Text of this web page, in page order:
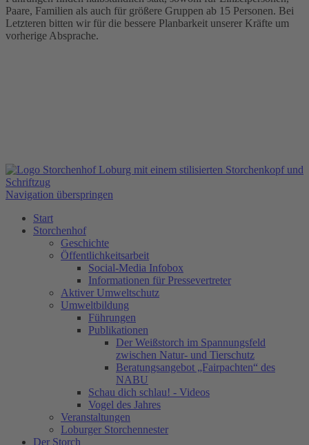
Paare, Familien als auch für größere Gruppen ab 15 Personen. Bei
Letzteren bitten wir für die bessere Planbarkeit unserer Kräfte um
vorherige Absprache.
Navigation überspringen
Start
Storchenhof
Geschichte
Öffentlichkeitsarbeit
Social-Media Infobox
Informationen für Pressevertreter
Aktiver Umweltschutz
Umweltbildung
Führungen
Publikationen
Der Weißstorch im Spannungsfeld
zwischen Natur- und Tierschutz
Beratungsangebot „Fairpachten“ des
NABU
Schau dich schlau! - Videos
Vogel des Jahres
Veranstaltungen
Loburger Storchennester
Der Storch